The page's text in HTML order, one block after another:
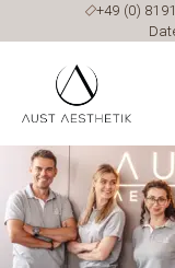
+49 (0)